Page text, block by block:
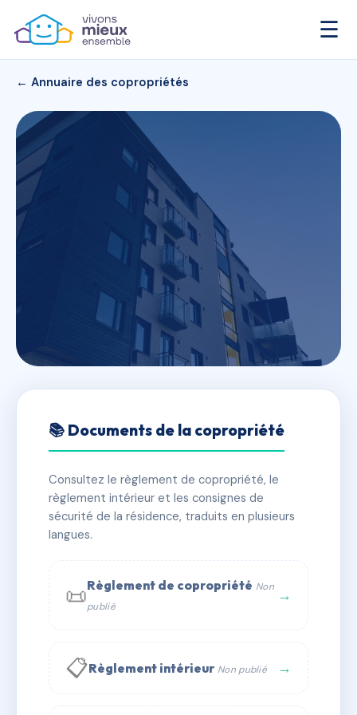
☰
← Annuaire des copropriétés
Anemones
Pelvoux
✓ Immatriculée 🏠 60 lots 🏗 1 bâtiment(s)
✉ Email
📚 Documents de la copropriété
Consultez le règlement de copropriété, le
règlement intérieur et les consignes de
sécurité de la résidence, traduits en plusieurs
langues.
📜Règlement de copropriété Non
publié
→
📋Règlement intérieur Non publié →